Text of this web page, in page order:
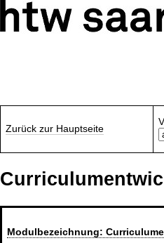
Zurück zur Hauptseite
Modulbezeichnung: